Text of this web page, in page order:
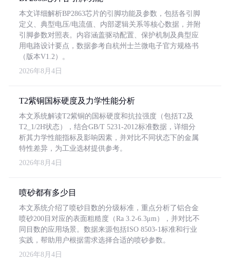
本文详细解析BP2863芯片的引脚功能及参数，包括各引脚
定义、典型电压/电流值、内部逻辑关系等核心数据，并附
引脚参数对照表。内容涵盖驱动配置、保护机制及典型应
用电路设计要点，数据参考自杭州士兰微电子官方规格书
（版本V1.2）。
2026年8月4日
T2紫铜国标硬度及力学性能分析
本文系统解读T2紫铜的国标硬度和抗拉强度（包括T2及
T2_1/2H状态），结合GB/T 5231-2012标准数据，详细分
析其力学性能指标及影响因素，并对比不同状态下的金属
特性差异，为工业选材提供参考。
2026年8月4日
喷砂都有多少目
本文系统介绍了喷砂目数的分级标准，重点分析了铝合金
喷砂200目对应的表面粗糙度（Ra 3.2-6.3μm），并对比不
同目数的应用场景。数据来源包括ISO 8503-1标准和行业
实践，帮助用户根据需求选择合适的喷砂参数。
2026年8月4日